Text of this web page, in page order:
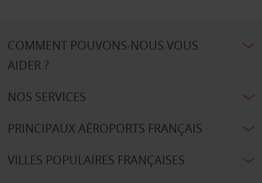
COMMENT POUVONS-NOUS VOUS
AIDER ?
NOS SERVICES
PRINCIPAUX AÉROPORTS FRANÇAIS
VILLES POPULAIRES FRANÇAISES